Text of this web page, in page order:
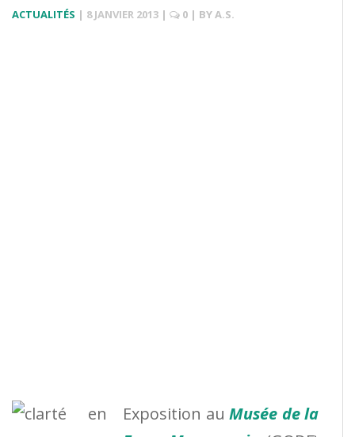
ACTUALITÉS | 8 JANVIER 2013 | 0 | BYA.S.
Exposition au Musée de la